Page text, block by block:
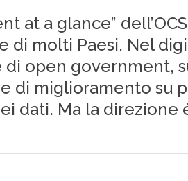
at a glance”
di molti Paesi. Nel
open government,
di miglioramento su
dati. Ma la direzione